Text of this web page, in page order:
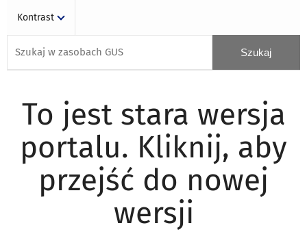
Kontrast
To jest stara wersja
portalu. Kliknij, aby
przejść do nowej
wersji